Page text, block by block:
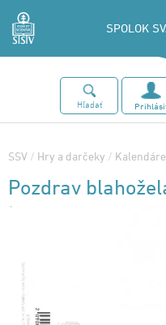
SPOLOK
Hľadať
SSV / Hry a darčeky /
Pozdrav